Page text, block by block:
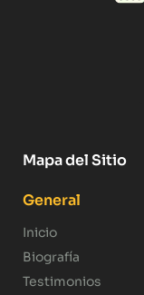
Mapa del Sitio
General
Inicio
Biografía
Testimonios